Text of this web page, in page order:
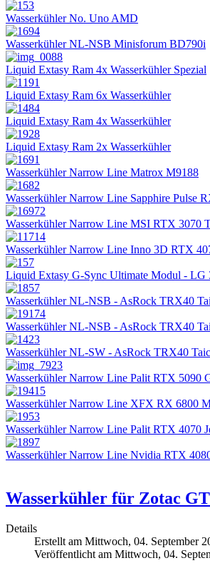
Wasserkühler No. Uno AMD
Wasserkühler NL-NSB Minisforum BD790i
Liquid Extasy Ram 4x Wasserkühler Spezial
Liquid Extasy Ram 6x Wasserkühler
Liquid Extasy Ram 4x Wasserkühler
Liquid Extasy Ram 2x Wasserkühler
Wasserkühler Narrow Line Matrox M9188
Wasserkühler Narrow Line Sapphire Pulse
Wasserkühler Narrow Line MSI RTX 3070
Wasserkühler Narrow Line Inno 3D RTX
Liquid Extasy G-Sync Ultimate Modul - LG
Wasserkühler NL-NSB - AsRock TRX40
Wasserkühler NL-NSB - AsRock TRX40
Wasserkühler NL-SW - AsRock TRX40
Wasserkühler Narrow Line Palit RTX 5090
Wasserkühler Narrow Line XFX RX 6800
Wasserkühler Narrow Line Palit RTX
Wasserkühler Narrow Line Nvidia RTX
Wasserkühler für Zotac
Details
Erstellt am Mittwoch, 04. September
Veröffentlicht am Mittwoch, 04.